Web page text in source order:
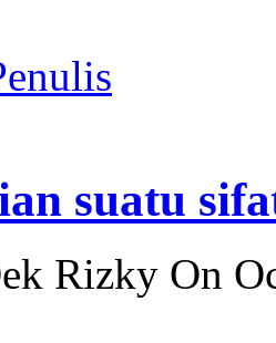
suatu
Rizky On